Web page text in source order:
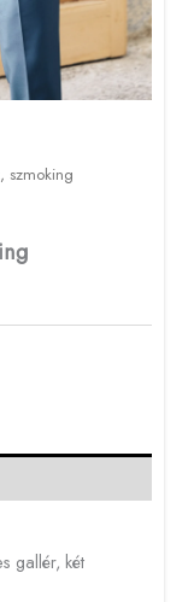
szmoking
gallér, két